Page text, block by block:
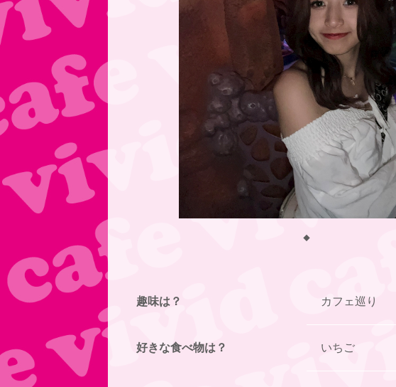
◆
趣味は？ カフェ巡り
好きな食べ物は？ いちご